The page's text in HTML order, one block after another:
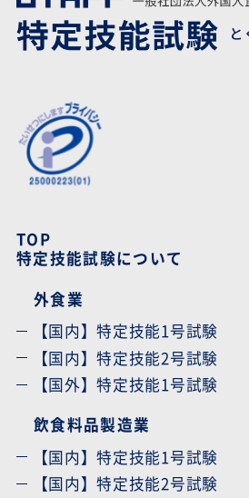
TOP
特定技能試験について
外食業
【国内】特定技能1号試験
【国内】特定技能2号試験
【国外】特定技能1号試験
飲食料品製造業
【国内】特定技能1号試験
【国内】特定技能2号試験